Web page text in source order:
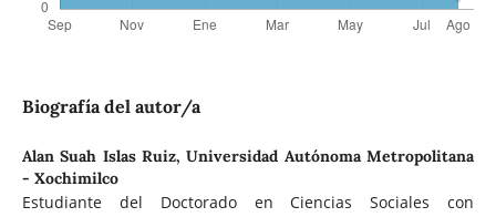
Biografía del autor/a
Alan Suah Islas Ruiz,Universidad Autónoma Metropolitana
- Xochimilco
Estudiante del Doctorado en Ciencias Sociales con